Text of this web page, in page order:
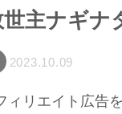
主ナギナ
2023.10.09
リエイト広告